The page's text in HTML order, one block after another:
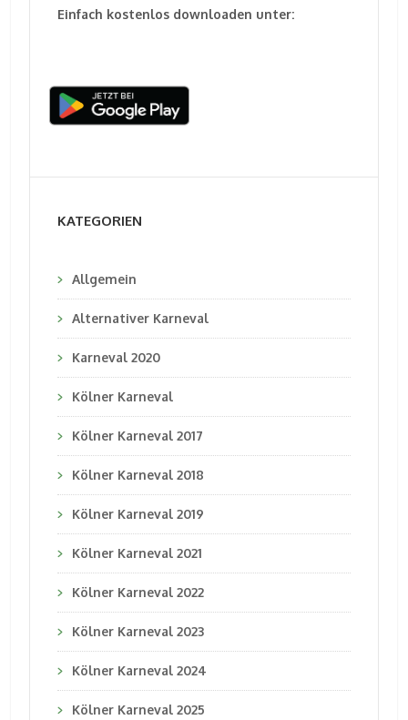
Einfach kostenlos downloaden unter:
KATEGORIEN
Allgemein
Alternativer Karneval
Karneval 2020
Kölner Karneval
Kölner Karneval 2017
Kölner Karneval 2018
Kölner Karneval 2019
Kölner Karneval 2021
Kölner Karneval 2022
Kölner Karneval 2023
Kölner Karneval 2024
Kölner Karneval 2025